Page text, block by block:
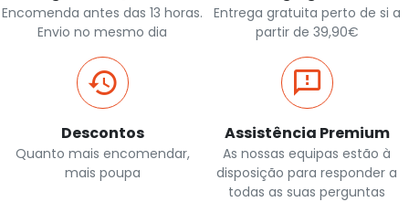
Encomenda antes das 13 horas.
Envio no mesmo dia
Entrega gratuita perto de si a
partir de 39,90€
Descontos
Quanto mais encomendar,
mais poupa
Assistência Premium
As nossas equipas estão à
disposição para responder a
todas as suas perguntas